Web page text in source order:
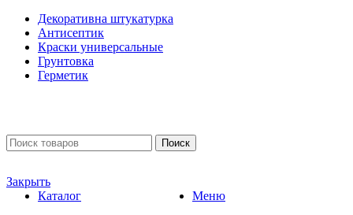
Декоративна штукатурка
Антисептик
Краски универсальные
Грунтовка
Герметик
Поиск
Закрыть
Меню
Каталог